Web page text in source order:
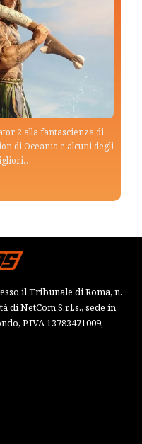
2 alla fantascienza di
di Oceania e alcuni degli
il Tribunale di Roma, n.
di NetCom S.r.l.s., sede in
P.IVA 13783471009,